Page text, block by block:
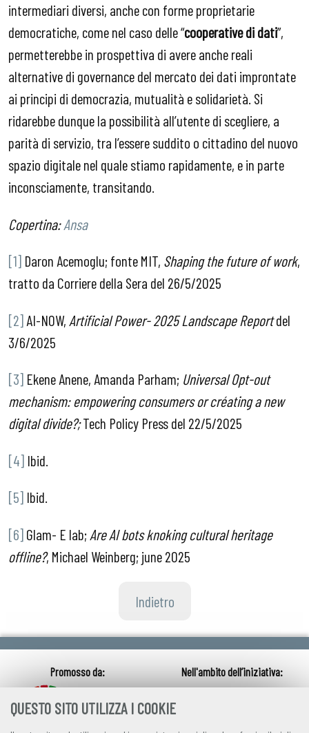
QUESTO SITO UTILIZZA I COOKIE
intermediari diversi, anche con forme proprietarie
democratiche, come nel caso delle “cooperative di dati”,
permetterebbe in prospettiva di avere anche reali
alternative di governance del mercato dei dati improntate
ai principi di democrazia, mutualità e solidarietà. Si
ridarebbe dunque la possibilità all’utente di scegliere, a
parità di servizio, tra l’essere suddito o cittadino del nuovo
spazio digitale nel quale stiamo rapidamente, e in parte
inconsciamente, transitando.
Copertina:Ansa
[1] Daron Acemoglu; fonte MIT, Shaping the future of work,
tratto da Corriere della Sera del 26/5/2025
[2]AI-NOW, Artificial Power- 2025 Landscape Reportdel
3/6/2025
[3] Ekene Anene, Amanda Parham; Universal Opt-out
mechanism: empowering consumers or créating a new
digital divide?;Tech Policy Press del 22/5/2025
[4] Ibid.
[5] Ibid.
[6]Glam- E lab;Are AI bots knoking cultural heritage
offline?, Michael Weinberg; june 2025
Indietro